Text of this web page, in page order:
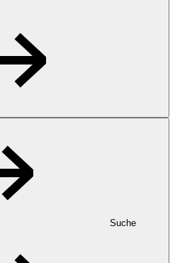
Suche